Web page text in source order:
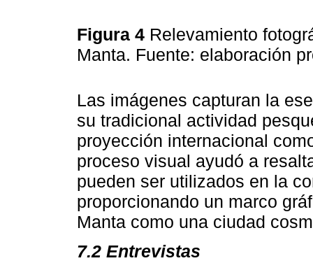
Figura 4 Relevamiento
Manta. Fuente: elaboración
Las imágenes capturan la
su tradicional actividad
proyección internacional
proceso visual ayudó a
pueden ser utilizados en la
proporcionando un marco
Manta como una ciudad
7.2 Entrevistas